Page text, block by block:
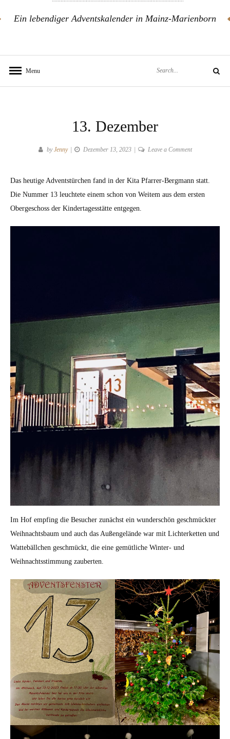
Ein lebendiger Adventskalender in Mainz-Marienborn
Menu Search
13. Dezember
byJenny Dezember 13, 2023 Leave a Commenton
Das heutige Adventstürchen fand in der Kita Pfarrer-Bergmann statt.
Die Nummer 13 leuchtete einem schon von Weitem aus dem ersten
Obergeschoss der Kindertagesstätte entgegen.
Im Hof empfing die Besucher zunächst ein wunderschön geschmückter
Weihnachtsbaum und auch das Außengelände war mit Lichterketten und
Wattebällchen geschmückt, die eine gemütliche Winter- und
Weihnachtsstimmung zauberten.